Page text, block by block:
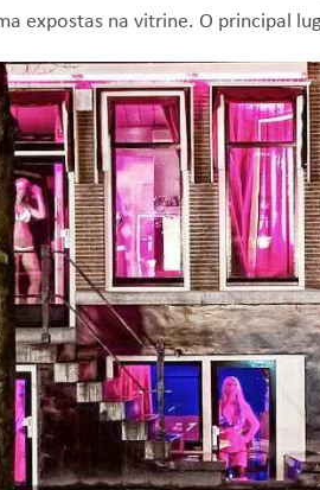
expostas na vitrine. O principal